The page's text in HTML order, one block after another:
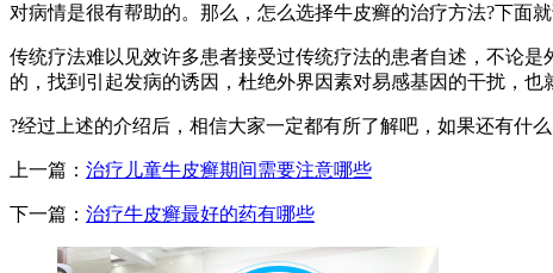
对病情是很有帮助的。那么，怎么选择牛皮癣的治疗方法?下面就
传统疗法难以见效许多患者接受过传统疗法的患者自述，不论
的，找到引起发病的诱因，杜绝外界因素对易感基因的干扰，也
?经过上述的介绍后，相信大家一定都有所了解吧，如果还有什
上一篇： 治疗儿童牛皮癣期间需要注意哪些
下一篇： 治疗牛皮癣最好的药有哪些